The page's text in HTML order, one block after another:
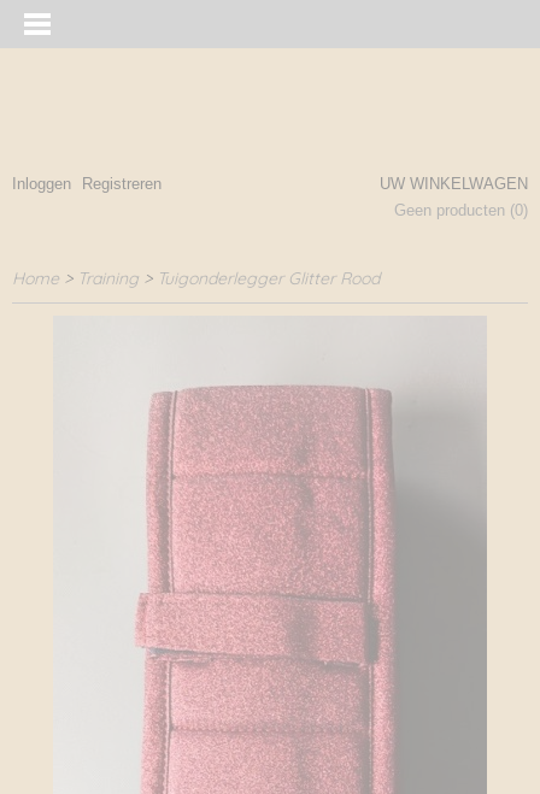
Inloggen Registreren
UW WINKELWAGEN
Geen producten (0)
Home > Training > Tuigonderlegger Glitter Rood